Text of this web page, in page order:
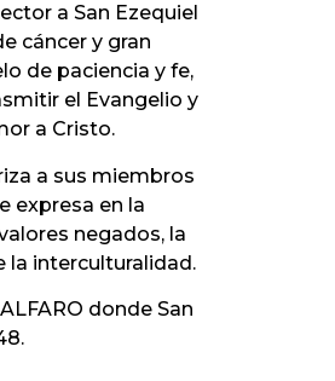
a San Ezequiel
cáncer y gran
de paciencia y fe,
el Evangelio y
a Cristo.
a sus miembros
expresa en la
negados, la
la interculturalidad.
donde San